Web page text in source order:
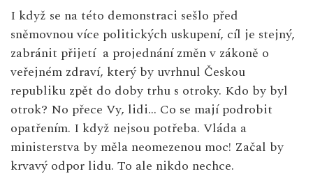
I když se na této demonstraci sešlo před
sněmovnou více politických uskupení, cíl je stejný,
zabránit přijetí a projednání změn v zákoně o
veřejném zdraví, který by uvrhnul Českou
republiku zpět do doby trhu s otroky. Kdo by byl
otrok? No přece Vy, lidi… Co se mají podrobit
opatřením. I když nejsou potřeba. Vláda a
ministerstva by měla neomezenou moc! Začal by
krvavý odpor lidu. To ale nikdo nechce.